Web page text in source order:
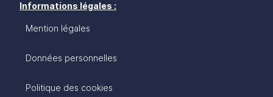
Informations légales :
Mention légales
Données personnelles
Politique des cookies